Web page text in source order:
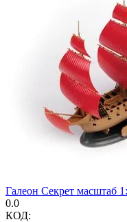
Галеон Секрет масштаб
0.0
КОД: